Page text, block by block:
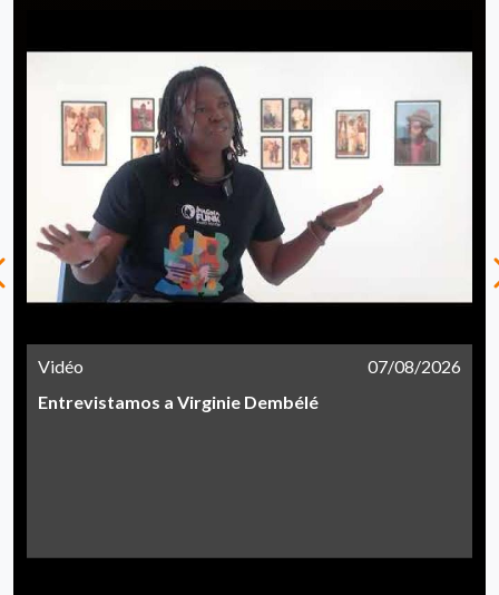
Vidéo
07/08/2026
Entrevistamos a Virginie Dembélé